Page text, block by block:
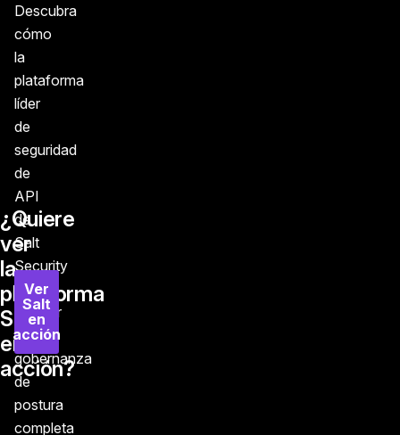
¿Quiere
ver
la
plataforma
Salt
en
acción?
Descubra
cómo
la
plataforma
líder
de
seguridad
de
API
de
Salt
Security
puede
ofrecer
una
gobernanza
de
postura
completa
Ver
Salt
en
acción